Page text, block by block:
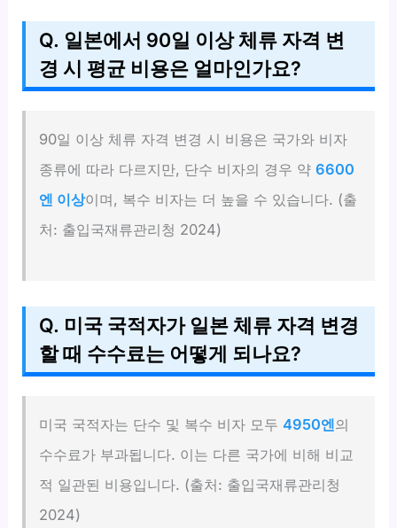
Q. 일본에서 90일 이상 체류 자격 변
경 시 평균 비용은 얼마인가요?
90일 이상 체류 자격 변경 시 비용은 국가와 비자
종류에 따라 다르지만, 단수 비자의 경우 약6600
엔 이상이며, 복수 비자는 더 높을 수 있습니다. (출
처: 출입국재류관리청 2024)
Q. 미국 국적자가 일본 체류 자격 변경
할 때 수수료는 어떻게 되나요?
미국 국적자는 단수 및 복수 비자 모두4950엔의
수수료가 부과됩니다. 이는 다른 국가에 비해 비교
적 일관된 비용입니다. (출처: 출입국재류관리청
2024)